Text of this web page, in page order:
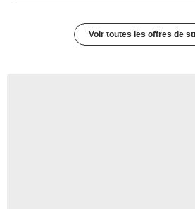
Voir toutes les offres de